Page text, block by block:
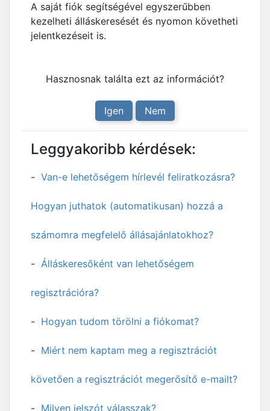
A saját fiók segítségével egyszerűbben
kezelheti álláskeresését és nyomon követheti
jelentkezéseit is.
Hasznosnak találta ezt az információt?
Igen Nem
Leggyakoribb kérdések:
Van-e lehetőségem hírlevél feliratkozásra?
Hogyan juthatok (automatikusan) hozzá a
számomra megfelelő állásajánlatokhoz?
Álláskeresőként van lehetőségem
regisztrációra?
Hogyan tudom törölni a fiókomat?
Miért nem kaptam meg a regisztrációt
követően a regisztrációt megerősítő e-mailt?
Milyen jelszót válasszak?